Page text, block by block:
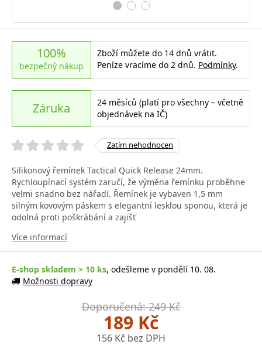
100%
bezpečný nákup
Zboží můžete do 14 dnů vrátit.
Peníze vracíme do 2 dnů. Podmínky.
Záruka
24 měsíců (platí pro všechny – včetně
objednávek na IČ)
Zatím nehodnocen
Silikonový řemínek Tactical Quick Release 24mm.
Rychloupínací systém zaručí, že výměna řemínku proběhne
velmi snadno bez nářadí. Řemínek je vybaven 1,5 mm
silným kovovým páskem s elegantní lesklou sponou, která je
odolná proti poškrábání a zajišť
Více informací
E-shop skladem > 10 ks, odešleme v pondělí 10. 08.
Možnosti dopravy
Doporučená: 249 Kč
189 Kč
156 Kč bez DPH